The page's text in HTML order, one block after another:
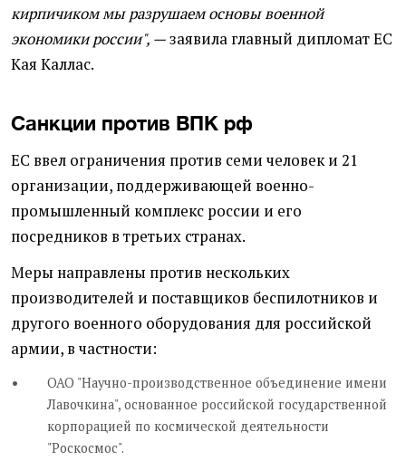
кирпичиком мы разрушаем основы военной
экономики россии", —заявила главный дипломат ЕС
Кая Каллас.
Санкции против ВПК рф
ЕС ввел ограничения против семи человек и 21
организации, поддерживающей военно-
промышленный комплекс россии и его
посредников в третьих странах.
Меры направлены против нескольких
производителей и поставщиков беспилотников и
другого военного оборудования для российской
армии, в частности:
ОАО "Научно-производственное объединение имени
Лавочкина", основанное российской государственной
корпорацией по космической деятельности
"Роскосмос".